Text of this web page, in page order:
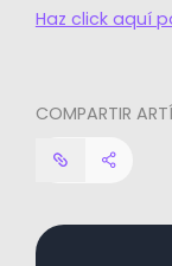
Haz click aquí
COMPARTIR